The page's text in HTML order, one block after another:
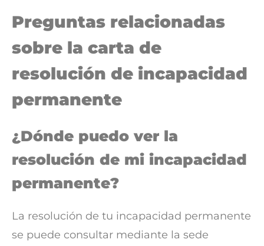
Preguntas relacionadas
sobre la carta de
resolución de incapacidad
permanente
¿Dónde puedo ver la
resolución de mi incapacidad
permanente?
La resolución de tu incapacidad permanente
se puede consultar mediante la sede